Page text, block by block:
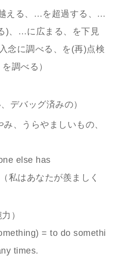
える、…を超過する、…
)、…に広まる、を下見
念に調べる、を(再)点検
調べる）
デバッグ済みの）
、うらやましいもの、
else has
私はあなたが羨ましく
）
= to do somethi
times.